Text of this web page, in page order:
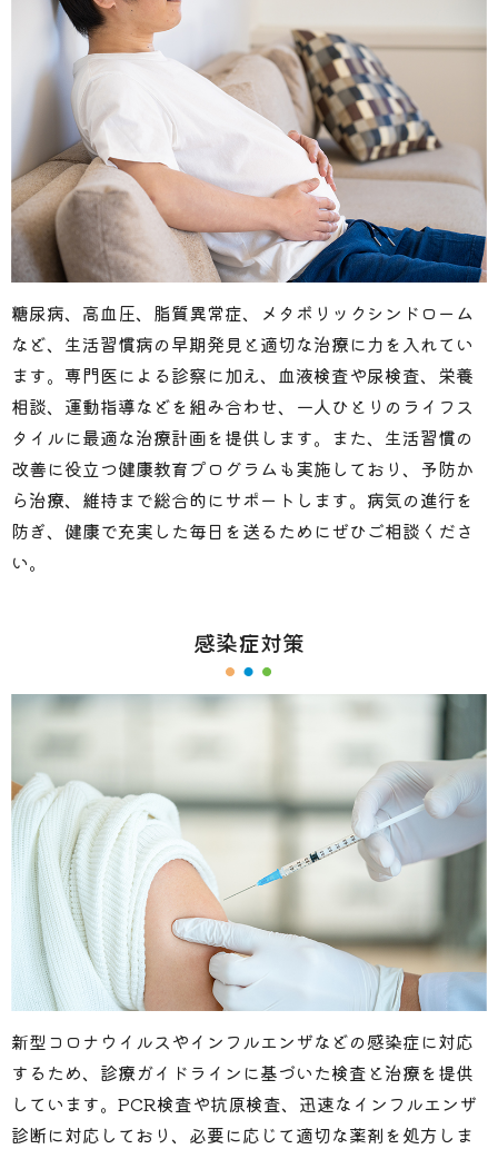
糖尿病、高血圧、脂質異常症、メタボリックシンドローム
など、生活習慣病の早期発見と適切な治療に力を入れてい
ます。専門医による診察に加え、血液検査や尿検査、栄養
相談、運動指導などを組み合わせ、一人ひとりのライフス
タイルに最適な治療計画を提供します。また、生活習慣の
改善に役立つ健康教育プログラムも実施しており、予防か
ら治療、維持まで総合的にサポートします。病気の進行を
防ぎ、健康で充実した毎日を送るためにぜひご相談くださ
い。
感染症対策
新型コロナウイルスやインフルエンザなどの感染症に対応
するため、診療ガイドラインに基づいた検査と治療を提供
しています。PCR検査や抗原検査、迅速なインフルエンザ
診断に対応しており、必要に応じて適切な薬剤を処方しま